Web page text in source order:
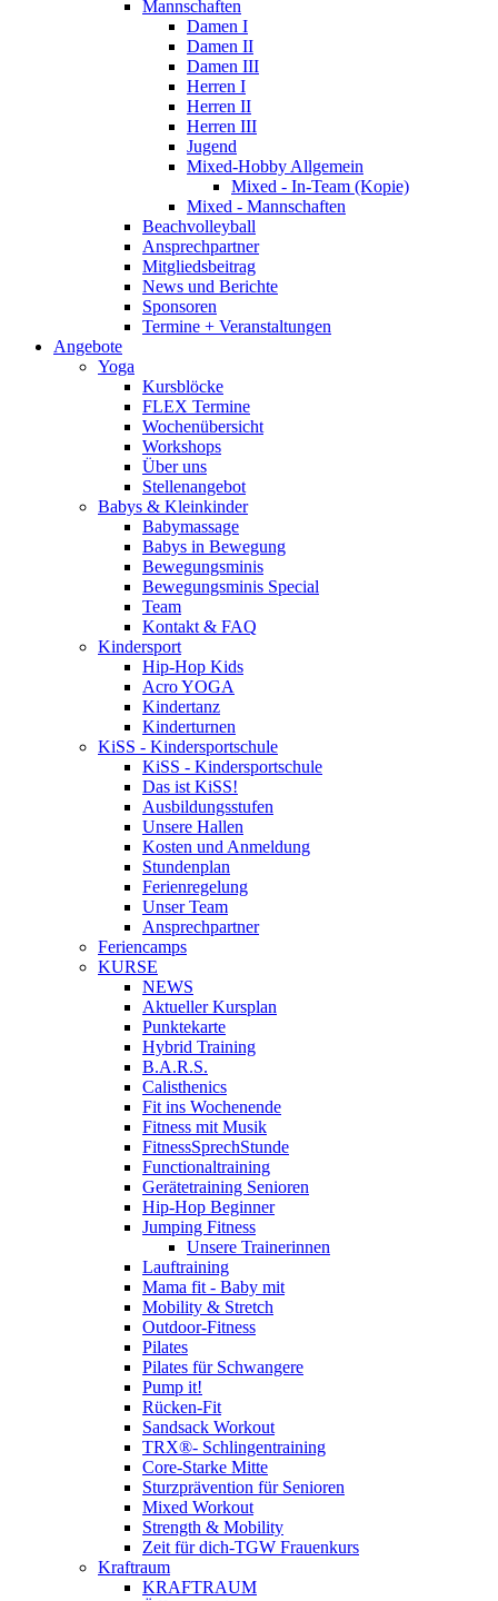
Mannschaften
Damen I
Damen II
Damen III
Herren I
Herren II
Herren III
Jugend
Mixed-Hobby Allgemein
Mixed - In-Team (Kopie)
Mixed - Mannschaften
Beachvolleyball
Ansprechpartner
Mitgliedsbeitrag
News und Berichte
Sponsoren
Termine + Veranstaltungen
Angebote
Yoga
Kursblöcke
FLEX Termine
Wochenübersicht
Workshops
Über uns
Stellenangebot
Babys & Kleinkinder
Babymassage
Babys in Bewegung
Bewegungsminis
Bewegungsminis Special
Team
Kontakt & FAQ
Kindersport
Hip-Hop Kids
Acro YOGA
Kindertanz
Kinderturnen
KiSS - Kindersportschule
KiSS - Kindersportschule
Das ist KiSS!
Ausbildungsstufen
Unsere Hallen
Kosten und Anmeldung
Stundenplan
Ferienregelung
Unser Team
Ansprechpartner
Feriencamps
KURSE
NEWS
Aktueller Kursplan
Punktekarte
Hybrid Training
B.A.R.S.
Calisthenics
Fit ins Wochenende
Fitness mit Musik
FitnessSprechStunde
Functionaltraining
Gerätetraining Senioren
Hip-Hop Beginner
Jumping Fitness
Unsere Trainerinnen
Lauftraining
Mama fit - Baby mit
Mobility & Stretch
Outdoor-Fitness
Pilates
Pilates für Schwangere
Pump it!
Rücken-Fit
Sandsack Workout
TRX®- Schlingentraining
Core-Starke Mitte
Sturzprävention für Senioren
Mixed Workout
Strength & Mobility
Zeit für dich-TGW Frauenkurs
Kraftraum
KRAFTRAUM